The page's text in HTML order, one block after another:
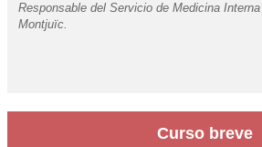
Responsable del Servicio de Medicina
Montjuïc.
Curso breve